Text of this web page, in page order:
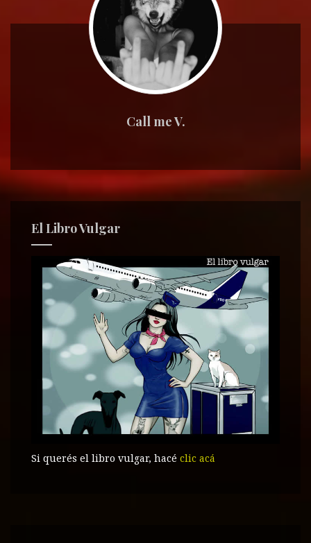
Call me V.
El Libro Vulgar
Si querés el libro vulgar, hacé clic acá